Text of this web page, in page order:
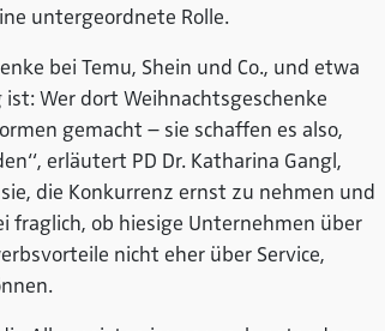
untergeordnete Rolle.
bei Temu, Shein und Co., und etwa
Wer dort Weihnachtsgeschenke
gemacht – sie schaffen es also,
erläutert PD Dr. Katharina Gangl,
die Konkurrenz ernst zu nehmen und
fraglich, ob hiesige Unternehmen über
nicht eher über Service,